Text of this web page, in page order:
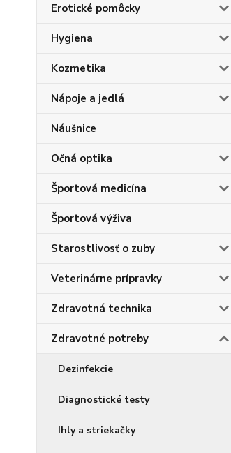
Erotické pomôcky
Hygiena
Kozmetika
Nápoje a jedlá
Náušnice
Očná optika
Športová medicína
Športová výživa
Starostlivosť o zuby
Veterinárne prípravky
Zdravotná technika
Zdravotné potreby
Dezinfekcie
Diagnostické testy
Ihly a striekačky